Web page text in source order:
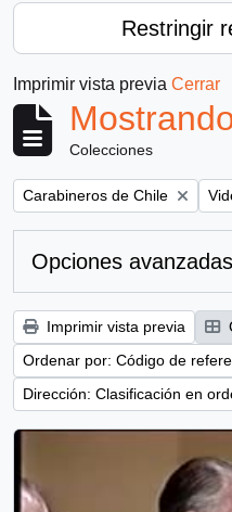
Restringir
Imprimir vista previa Cerrar
Colecciones
Remove filter:
Carabineros de Chile
Opciones
Imprimir vista previa
Ordenar por: Código de
Dirección: Clasificación en